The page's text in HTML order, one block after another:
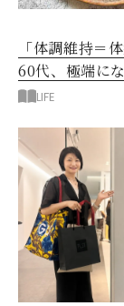
「体調維持＝
60代、極端に
い食べ方を模索
LIFE